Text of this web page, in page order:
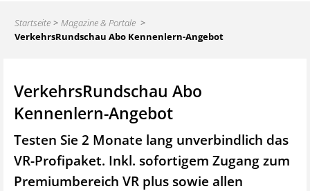
Startseite
Magazine & Portale
VerkehrsRundschau Abo Kennenlern-Angebot
VerkehrsRundschau Abo
Kennenlern-Angebot
Testen Sie 2 Monate lang unverbindlich das
VR-Profipaket. Inkl. sofortigem Zugang zum
Premiumbereich VR plus sowie allen